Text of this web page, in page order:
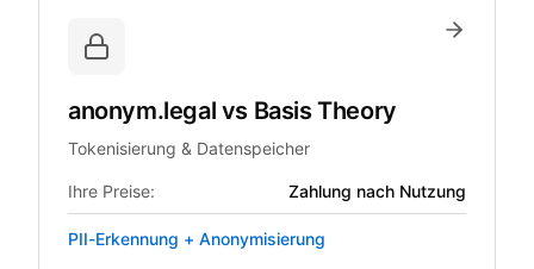
anonym.legal vs Basis Theory
Tokenisierung & Datenspeicher
Ihre Preise: Zahlung nach Nutzung
PII-Erkennung + Anonymisierung